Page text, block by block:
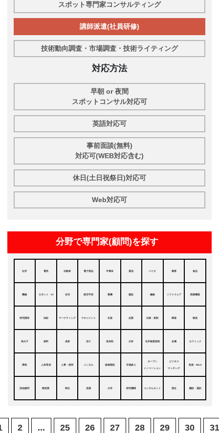
スポット専門家コンサルティング
講師派遣(社員研修)
技術動向調査・市場調査・技術ライティング
対応方法
早朝 or 夜間
スポットコンサル対応可
英語対応可
事前面談(無料)
対応可(WEB対応含む)
休日(土日祝祭日)対応可
Web対応可
分野で専門家(顧問)を探す
化学 電気 自動車 電子部品 半導体 通信 バイオ 農業 食品
機械 ロボット・AI 住宅 航空宇宙 重機 建設 繊維 ソフトウェア 医療機器
研究開発 知財 マーケティング マネジメント 生産 品質 法務・規制 調達 物流
高分子 塗料 成形 加工 添加剤 分析 化学物質規制 金属 セラミック
環境 人材育成 人事・採用 メンタル 販路開拓 市場参入
オープン
イノベーション
ビジネス
マッチング
投資・M&A
技術顧問 製造業 商社 流通 大学 研究機関 コンサルタント 歴史 翻訳・通訳
2 ... 25 26 27 28 29 30 31